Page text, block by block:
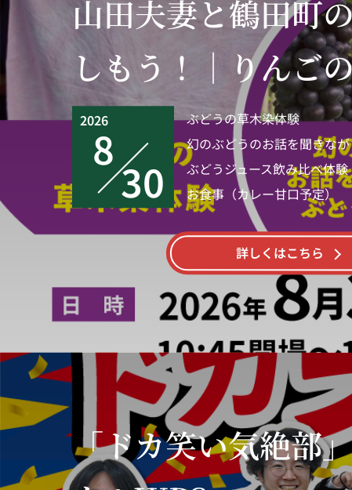
山田夫妻と鶴田町
しもう！｜りんご
2026
8
30
ぶどうの草木染体験
幻のぶどうのお話を聞きな
ぶどうジュース飲み比べ体験
お食事（カレー甘口予定）
詳しくはこちら
「ドカ笑い気絶部